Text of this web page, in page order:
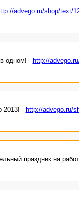
advego.ru/shop/text/
в одном! - http://
2013! - http://advego.ru/
праздник на